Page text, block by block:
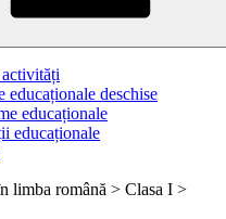
educaționale deschise
educaționale
educaționale
limba română > Clasa I >